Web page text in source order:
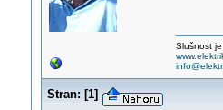
Slušnost
Stran: [1]